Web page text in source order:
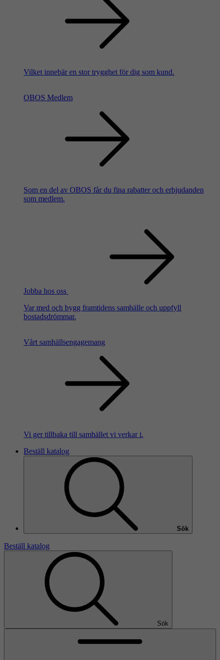
Vilket innebär en stor trygghet för dig som kund.
OBOS Medlem
Som en del av OBOS får du fina rabatter och erbjudanden
som medlem.
Jobba hos oss
Var med och bygg framtidens samhälle och uppfyll
bostadsdrömmar.
Vårt samhällsengagemang
Vi ger tillbaka till samhället vi verkar i.
Beställ katalog
Sök
Beställ katalog
Sök